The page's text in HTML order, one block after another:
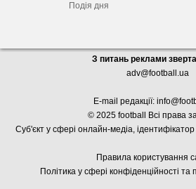
Подія дня
З питань реклами
adv@football.ua
E-mail редакції:
© 2025 football Всі права
Суб'єкт у сфері онлайн-медіа, і
Правила користування
Політика у сфері конфіденційності